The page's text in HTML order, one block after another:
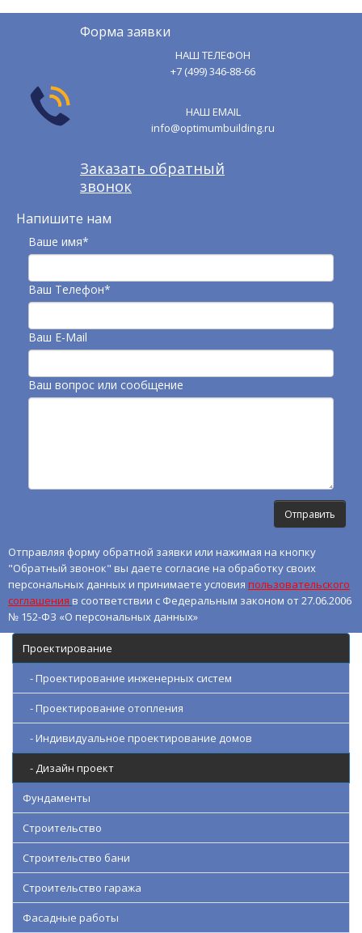
Форма заявки
НАШ ТЕЛЕФОН
+7 (499) 346-88-66
НАШ EMAIL
info@optimumbuilding.ru
Заказать обратный
звонок
Напишите нам
Ваше имя*
Ваш Телефон*
Ваш E-Mail
Ваш вопрос или сообщение
Отправляя форму обратной заявки или нажимая на кнопку
"Обратный звонок" вы даете согласие на обработку своих
персональных данных и принимаете условия пользовательского
соглашения в соответствии с Федеральным законом от 27.06.2006
№ 152-ФЗ «О персональных данных»
Проектирование
- Проектирование инженерных систем
- Проектирование отопления
- Индивидуальное проектирование домов
- Дизайн проект
Фундаменты
Строительство
Строительство бани
Строительство гаража
Фасадные работы